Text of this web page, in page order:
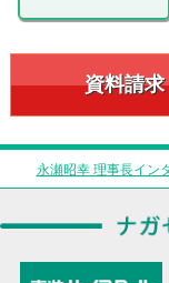
資料請求
永瀬昭幸 理事長イン